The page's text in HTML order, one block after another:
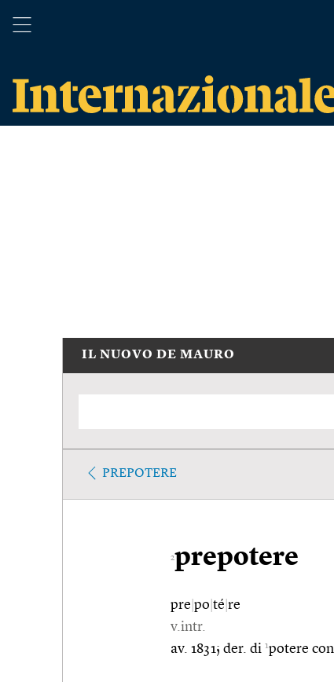
IL NUOVO DE MAURO
PREPOTERE
2prepotere
pre po té re
v.intr.
av. 1831; der. di 1potere